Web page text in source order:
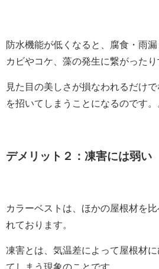
防水機能が低くなると、腐食・雨漏
カビやコケ、藻の発生に繋がったり
見た目の美しさが損なわれるだけ
を招いてしまうことになるのです。
デメリット２：凍害には弱い
カラーベストは、ほかの屋根材を
れております。
凍害とは、気温差によって屋根材
てしまう現象のことです。